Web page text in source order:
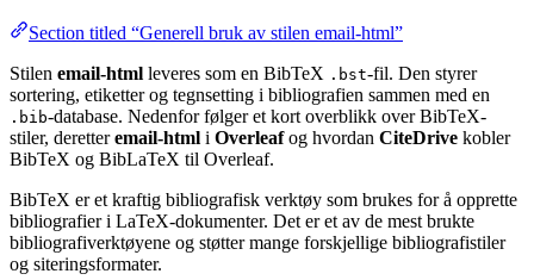
Section titled “Generell bruk av stilen email-html”
Stilen email-html leveres som en BibTeX .bst-fil. Den styrer
sortering, etiketter og tegnsetting i bibliografien sammen med en
.bib-database. Nedenfor følger et kort overblikk over BibTeX-
stiler, deretteremail-html i Overleafog hvordan CiteDrive kobler
BibTeX og BibLaTeX til Overleaf.
BibTeX er et kraftig bibliografisk verktøy som brukes for å opprette
bibliografier i LaTeX-dokumenter. Det er et av de mest brukte
bibliografiverktøyene og støtter mange forskjellige bibliografistiler
og siteringsformater.